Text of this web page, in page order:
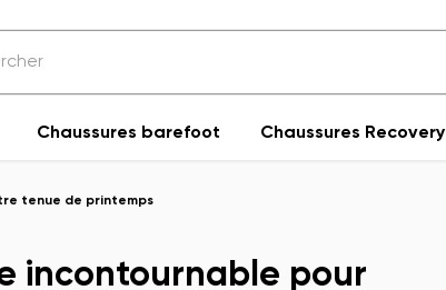
Chaussures barefoot Chaussures Recovery
tenue de printemps
incontournable pour